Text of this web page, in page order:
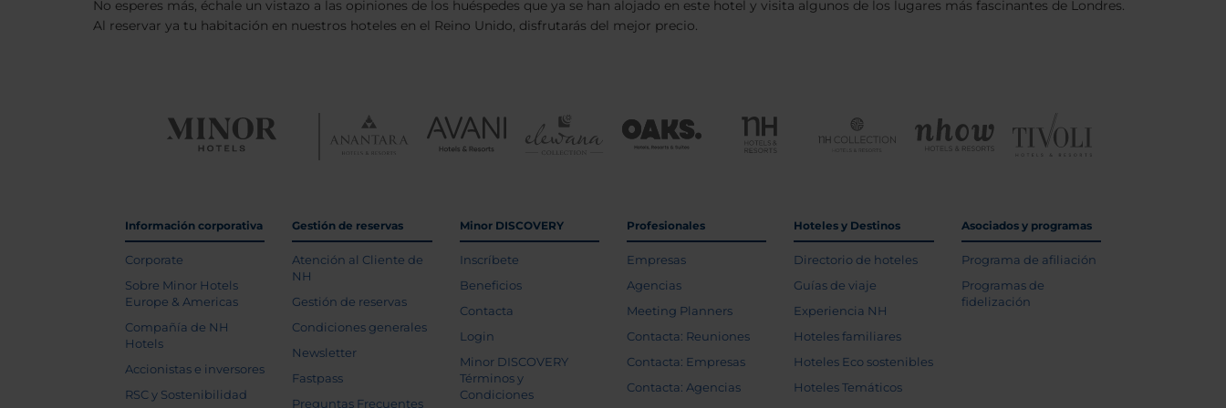
No esperes más, échale un vistazo a las opiniones de los huéspedes que ya se han alojado en este hotel y visita algunos de los lugares más fascinantes de Londres.
Al reservar ya tu habitación en nuestros hoteles en el Reino Unido, disfrutarás del mejor precio.
Información corporativa
Corporate
Sobre Minor Hotels
Europe & Americas
Compañía de NH
Hotels
Accionistas e inversores
RSC y Sostenibilidad
Gestión de reservas
Atención al Cliente de
NH
Gestión de reservas
Condiciones generales
Newsletter
Fastpass
Preguntas Frecuentes
Minor DISCOVERY
Inscríbete
Beneficios
Contacta
Login
Minor DISCOVERY
Términos y
Condiciones
Profesionales
Empresas
Agencias
Meeting Planners
Contacta: Reuniones
Contacta: Empresas
Contacta: Agencias
Hoteles y Destinos
Directorio de hoteles
Guías de viaje
Experiencia NH
Hoteles familiares
Hoteles Eco sostenibles
Hoteles Temáticos
Asociados y programas
Programa de afiliación
Programas de
fidelización